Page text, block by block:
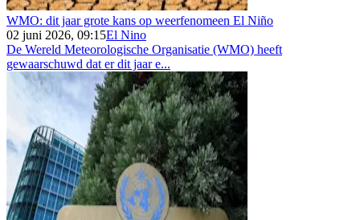
WMO: dit jaar grote kans op weerfenomeen El Niño
02 juni 2026, 09:15El Nino
De Wereld Meteorologische Organisatie (WMO) heeft
gewaarschuwd dat er dit jaar e...